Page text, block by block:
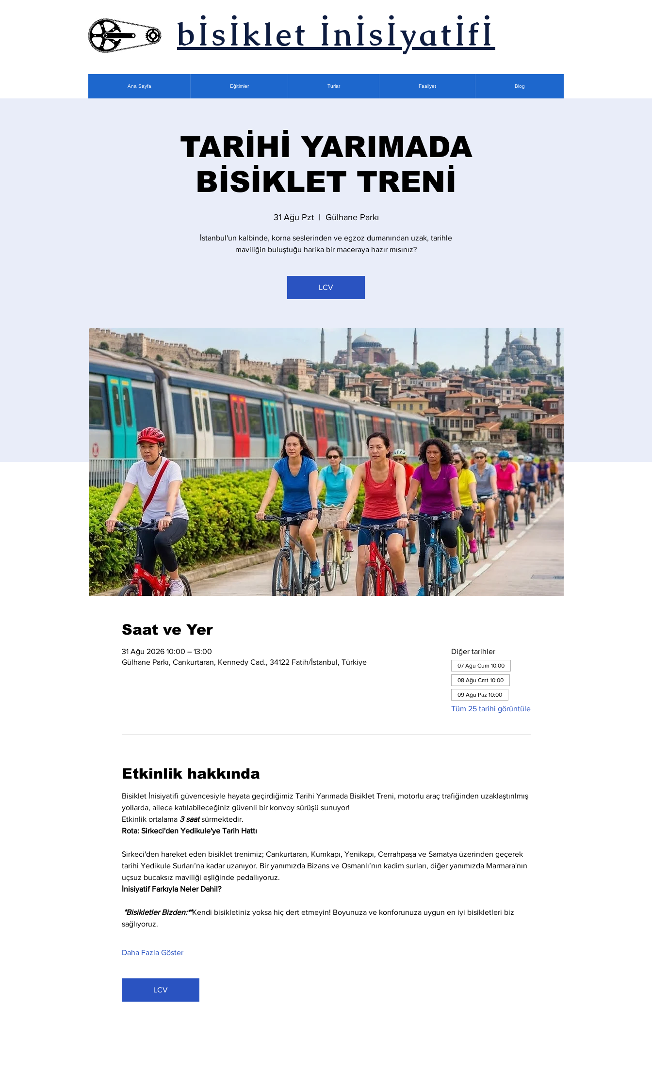
bİsİklet İnİsİyatİfİ
Ana Sayfa Eğitimler Turlar Faaliyet Blog
TARİHİ YARIMADA
BİSİKLET TRENİ
31 Ağu Pzt
  |
Gülhane Parkı
İstanbul'un kalbinde, korna seslerinden ve egzoz dumanından uzak, tarihle
maviliğin buluştuğu harika bir maceraya hazır mısınız?
LCV
Saat ve Yer
31 Ağu 2026 10:00 – 13:00
Gülhane Parkı, Cankurtaran, Kennedy Cad., 34122 Fatih/İstanbul, Türkiye
Diğer tarihler
07 Ağu Cum 10:00
08 Ağu Cmt 10:00
09 Ağu Paz 10:00
Tüm 25 tarihi görüntüle
Etkinlik hakkında
Bisiklet İnisiyatifi güvencesiyle hayata geçirdiğimiz Tarihi Yarımada Bisiklet Treni, motorlu araç trafiğinden uzaklaştırılmış
yollarda, ailece katılabileceğiniz güvenli bir konvoy sürüşü sunuyor!
Etkinlik ortalama 3 saat sürmektedir.
Rota: Sirkeci'den Yedikule'ye Tarih Hattı
Sirkeci'den hareket eden bisiklet trenimiz; Cankurtaran, Kumkapı, Yenikapı, Cerrahpaşa ve Samatya üzerinden geçerek
tarihi Yedikule Surları’na kadar uzanıyor. Bir yanımızda Bizans ve Osmanlı’nın kadim surları, diğer yanımızda Marmara'nın
uçsuz bucaksız maviliği eşliğinde pedallıyoruz.
İnisiyatif Farkıyla Neler Dahil?
*Bisikletler Bizden:**Kendi bisikletiniz yoksa hiç dert etmeyin! Boyunuza ve konforunuza uygun en iyi bisikletleri biz
sağlıyoruz.
Daha Fazla Göster
LCV